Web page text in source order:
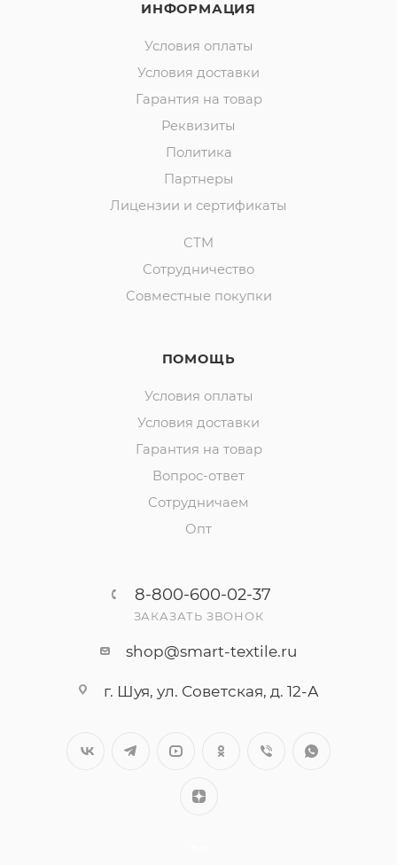
ИНФОРМАЦИЯ
Условия оплаты
Условия доставки
Гарантия на товар
Реквизиты
Политика
Партнеры
Лицензии и сертификаты
СТМ
Сотрудничество
Совместные покупки
ПОМОЩЬ
Условия оплаты
Условия доставки
Гарантия на товар
Вопрос-ответ
Сотрудничаем
Опт
8-800-600-02-37
ЗАКАЗАТЬ ЗВОНОК
shop@smart-textile.ru
г. Шуя, ул. Советская, д. 12-А